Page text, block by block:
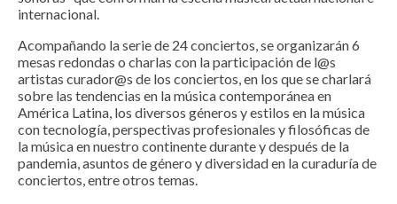
internacional.
Acompañando la serie de 24 conciertos, se organizarán 6
mesas redondas o charlas con la participación de l@s
artistas curador@s de los conciertos, en los que se charlará
sobre las tendencias en la música contemporánea en
América Latina, los diversos géneros y estilos en la música
con tecnología, perspectivas profesionales y filosóficas de
la música en nuestro continente durante y después de la
pandemia, asuntos de género y diversidad en la curaduría de
conciertos, entre otros temas.